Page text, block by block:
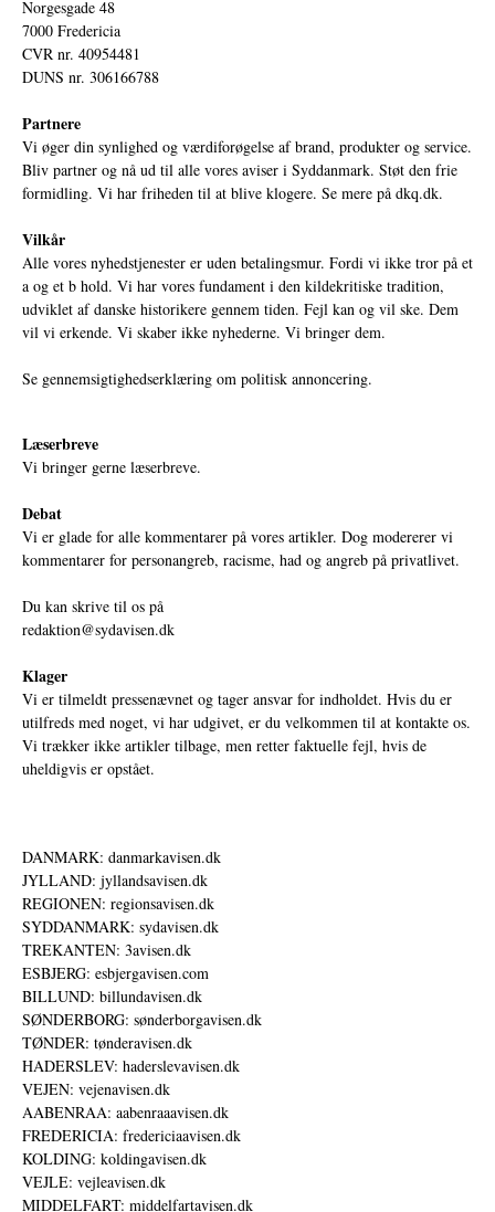
Norgesgade 48
7000 Fredericia
CVR nr. 40954481
DUNS nr. 306166788
Partnere
Vi øger din synlighed og værdiforøgelse af brand, produkter og service.
Bliv partner og nå ud til alle vores aviser i Syddanmark. Støt den frie
formidling. Vi har friheden til at blive klogere. Se mere på dkq.dk.
Vilkår
Alle vores nyhedstjenester er uden betalingsmur. Fordi vi ikke tror på et
a og et b hold. Vi har vores fundament i den kildekritiske tradition,
udviklet af danske historikere gennem tiden. Fejl kan og vil ske. Dem
vil vi erkende. Vi skaber ikke nyhederne. Vi bringer dem.
Se gennemsigtighedserklæring om politisk annoncering.
Læserbreve
Vi bringer gerne læserbreve.
Debat
Vi er glade for alle kommentarer på vores artikler. Dog modererer vi
kommentarer for personangreb, racisme, had og angreb på privatlivet.
Du kan skrive til os på
redaktion@sydavisen.dk
Klager
Vi er tilmeldt pressenævnet og tager ansvar for indholdet. Hvis du er
utilfreds med noget, vi har udgivet, er du velkommen til at kontakte os.
Vi trækker ikke artikler tilbage, men retter faktuelle fejl, hvis de
uheldigvis er opstået.
DANMARK: danmarkavisen.dk
JYLLAND: jyllandsavisen.dk
REGIONEN: regionsavisen.dk
SYDDANMARK: sydavisen.dk
TREKANTEN: 3avisen.dk
ESBJERG: esbjergavisen.com
BILLUND: billundavisen.dk
SØNDERBORG: sønderborgavisen.dk
TØNDER: tønderavisen.dk
HADERSLEV: haderslevavisen.dk
VEJEN: vejenavisen.dk
AABENRAA: aabenraaavisen.dk
FREDERICIA: fredericiaavisen.dk
KOLDING: koldingavisen.dk
VEJLE: vejleavisen.dk
MIDDELFART: middelfartavisen.dk